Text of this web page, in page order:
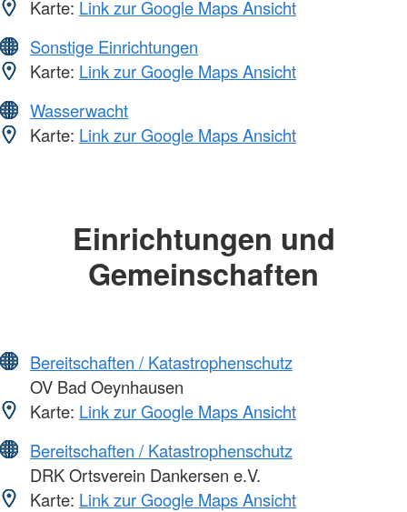
Karte: Link zur Google Maps Ansicht
Sonstige Einrichtungen
Karte: Link zur Google Maps Ansicht
Wasserwacht
Karte: Link zur Google Maps Ansicht
Einrichtungen und
Gemeinschaften
Bereitschaften / Katastrophenschutz
OV Bad Oeynhausen
Karte: Link zur Google Maps Ansicht
Bereitschaften / Katastrophenschutz
DRK Ortsverein Dankersen e.V.
Karte: Link zur Google Maps Ansicht